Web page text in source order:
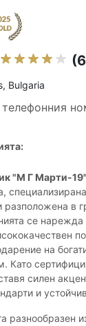
Bulgaria
"М Г Марти-
разположена в
се
на
Като
силен
и
разнообразен